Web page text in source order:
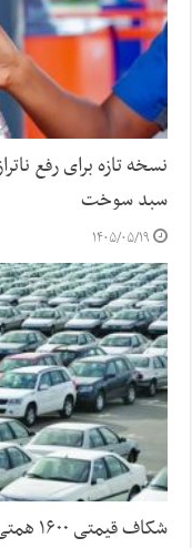
نسخه تازه برای رفع
سبد سوخت
۱۴۰۵/۰۵/۱۹
شکاف قیمتی ۱۶۰۰ همتی در بازار خودرو